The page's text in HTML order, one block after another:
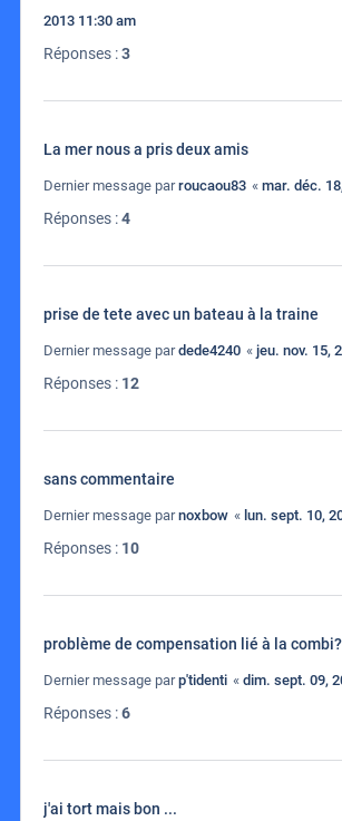
2013 11:30 am
Réponses :3
La mer nous a pris deux amis
Dernier message parroucaou83 « mar. déc.
Réponses :4
prise de tete avec un bateau à la traine
Dernier message pardede4240 « jeu. nov. 15,
Réponses : 12
sans commentaire
Dernier message parnoxbow « lun. sept. 10,
Réponses : 10
problème de compensation lié à la
Dernier message parp'tidenti « dim. sept. 09,
Réponses :6
j'ai tort mais bon ...